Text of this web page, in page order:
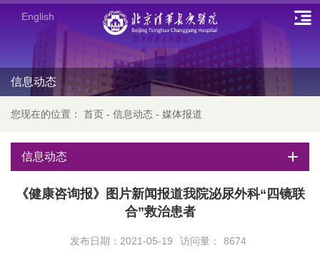
English
信息动态
您现在的位置： 首页 - 信息动态 - 媒体报道
信息动态
《健康咨询报》图片新闻报道我院泌尿外科“四镜联
合”救治患者
发布日期：2021-05-19 访问量： 8674